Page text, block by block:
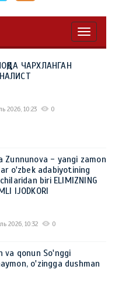
ЧАРХЛАНГАН
2026, 10:23 0
Zunnunova - yangi zamon
o'zbek adabiyotining
biri ELIMIZNING
IJODKORI
2026, 10:32 0
va qonun So'nggi
o'zingga dushman